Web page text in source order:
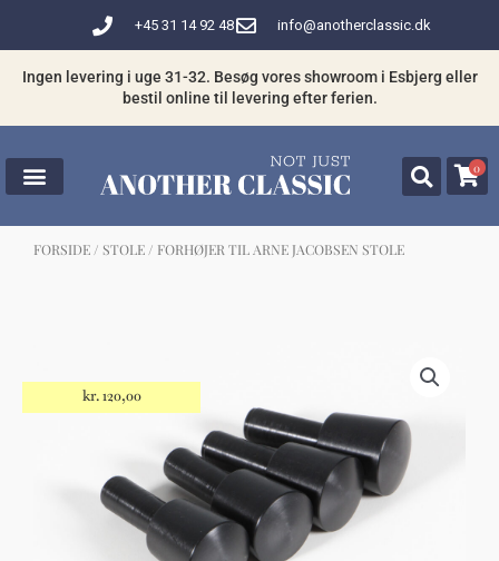
indholdet
+45 31 14 92 48 info@anotherclassic.dk
Ingen levering i uge 31-32. Besøg vores showroom i Esbjerg eller
bestil online til levering efter ferien.
0
FORSIDE / STOLE / FORHØJER TIL ARNE JACOBSEN STOLE
have din interesse?
kr.120,00